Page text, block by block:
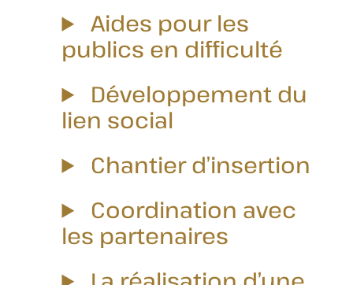
Aides pour les
publics en difficulté
Développement du
lien social
Chantier d’insertion
Coordination avec
les partenaires